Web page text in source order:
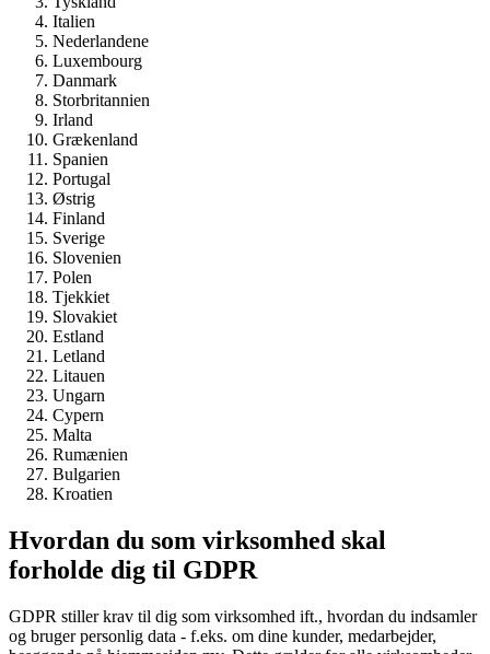
Frankrig
Belgien
Tyskland
Italien
Nederlandene
Luxembourg
Danmark
Storbritannien
Irland
Grækenland
Spanien
Portugal
Østrig
Finland
Sverige
Slovenien
Polen
Tjekkiet
Slovakiet
Estland
Letland
Litauen
Ungarn
Cypern
Malta
Rumænien
Kroatien
Hvordan du som virksomhed skal
forholde dig til GDPR